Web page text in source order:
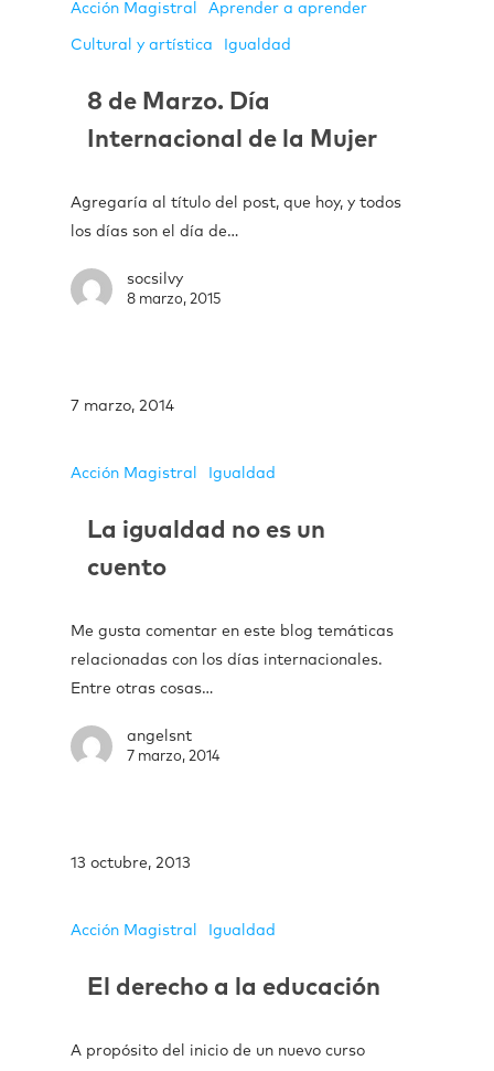
Acción Magistral Aprender a aprender
Cultural y artística Igualdad
8 de Marzo. Día
Internacional de la Mujer
Agregaría al título del post, que hoy, y todos
los días son el día de…
socsilvy
8 marzo, 2015
7 marzo, 2014
Acción Magistral Igualdad
La igualdad no es un
cuento
Me gusta comentar en este blog temáticas
relacionadas con los días internacionales.
Entre otras cosas…
angelsnt
7 marzo, 2014
13 octubre, 2013
Acción Magistral Igualdad
El derecho a la educación
A propósito del inicio de un nuevo curso